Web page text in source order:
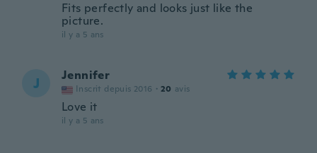
Fits perfectly and looks just like the
picture.
il y a 5 ans
J Jennifer
Inscrit depuis 2016 · 20 avis
Love it
il y a 5 ans